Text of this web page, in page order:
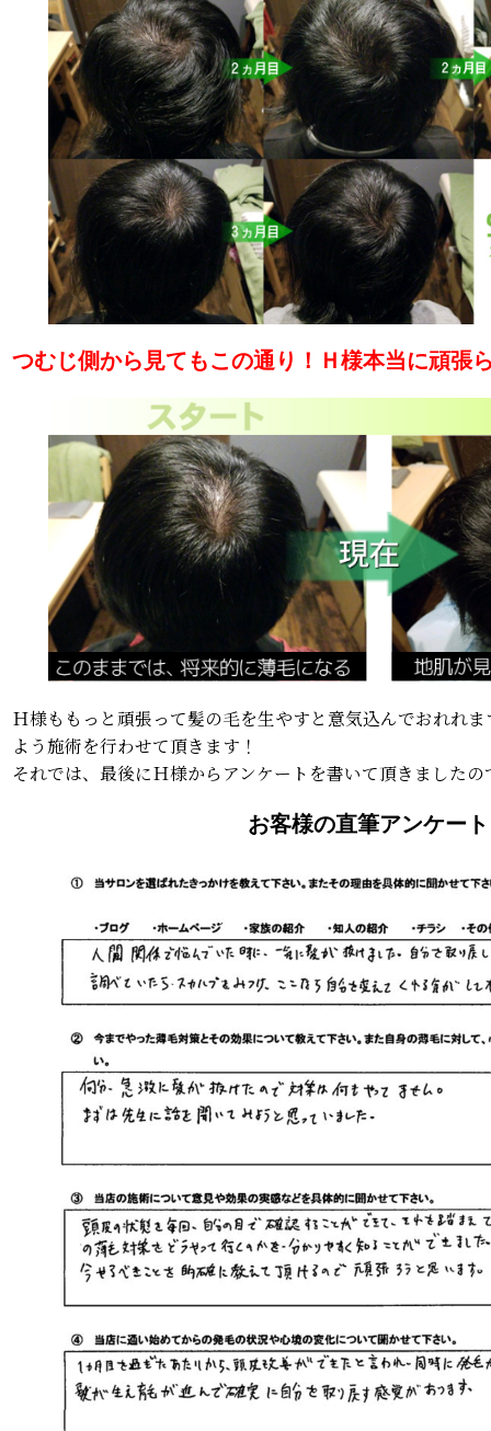
つむじ側から見てもこの通り！Ｈ様本当に頑張
Ｈ様ももっと頑張って髪の毛を生やすと意気込んでおれれ
よう施術を行わせて頂きます！
それでは、最後にＨ様からアンケートを書いて頂きました
お客様の直筆アンケー ト